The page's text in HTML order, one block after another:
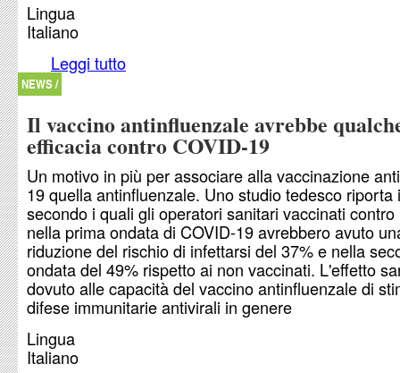
Lingua
Italiano
Leggi tutto
NEWS /
Il vaccino antinfluenzale avrebbe
efficacia contro COVID-19
Un motivo in più per associare alla vaccinazione
19 quella antinfluenzale. Uno studio tedesco riporta
secondo i quali gli operatori sanitari vaccinati contro
nella prima ondata di COVID-19 avrebbero avuto
riduzione del rischio di infettarsi del 37% e nella
ondata del 49% rispetto ai non vaccinati. L'effetto
dovuto alle capacità del vaccino antinfluenzale di
difese immunitarie antivirali in genere
Lingua
Italiano